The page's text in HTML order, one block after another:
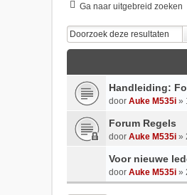
Ga naar uitgebreid zoeken
Handleiding:
door Auke M535i »
Forum Regels
door Auke M535i »
Voor nieuwe
door Auke M535i »